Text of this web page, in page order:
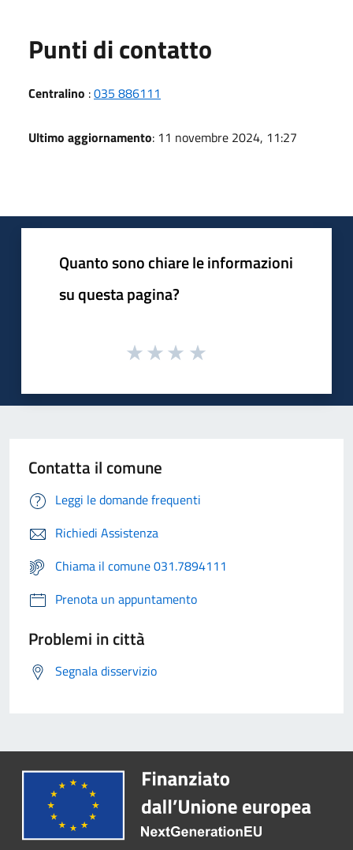
Punti di contatto
Centralino :035 886111
Ultimo aggiornamento: 11 novembre 2024, 11:27
Quanto sono chiare le informazioni
su questa pagina?
Contatta il comune
Leggi le domande frequenti
Richiedi Assistenza
Chiama il comune 031.7894111
Prenota un appuntamento
Problemi in città
Segnala disservizio